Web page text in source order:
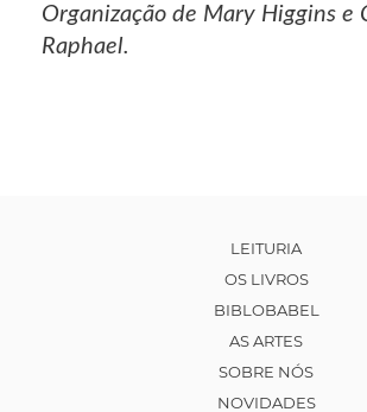
Organização de Mary Higgins e
Raphael.
LEITURIA
OS LIVROS
BIBLOBABEL
AS ARTES
SOBRE NÓS
NOVIDADES